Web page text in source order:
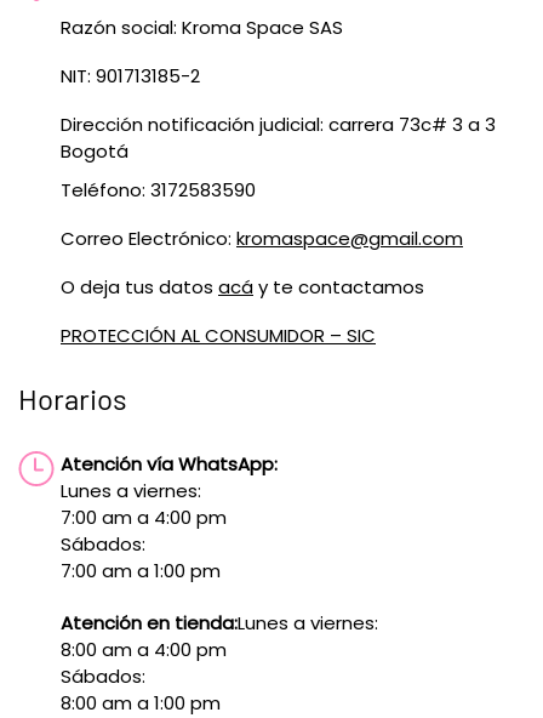
Razón social: Kroma Space SAS
NIT: 901713185-2
Dirección notificación judicial: carrera 73c# 3 a 3
Bogotá
Teléfono: 3172583590
Correo Electrónico: kromaspace@gmail.com
O deja tus datos acáy te contactamos
PROTECCIÓN AL CONSUMIDOR – SIC
Horarios
Atención vía WhatsApp:
Lunes a viernes:
7:00 am a 4:00 pm
Sábados:
7:00 am a 1:00 pm
Atención en tienda:Lunes a viernes:
8:00 am a 4:00 pm
Sábados:
8:00 am a 1:00 pm